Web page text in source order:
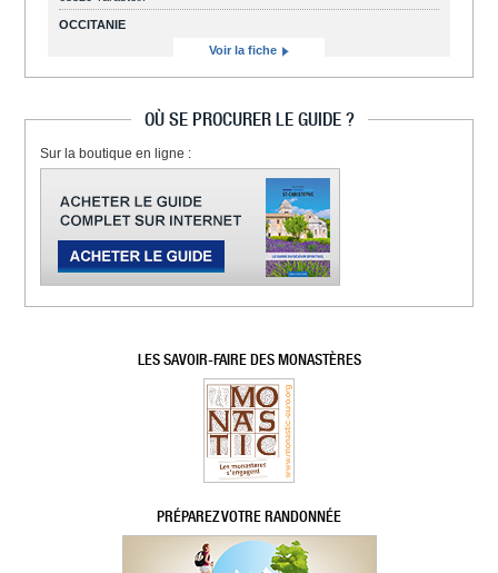
OCCITANIE
Voir la fiche
OÙ SE PROCURER LE GUIDE ?
Sur la boutique en ligne :
LES SAVOIR-FAIRE DES MONASTÈRES
PRÉPAREZ VOTRE RANDONNÉE